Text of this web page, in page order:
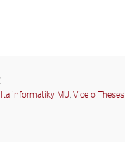
informatiky MU, Více o Theses